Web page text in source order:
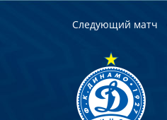
Следующий матч